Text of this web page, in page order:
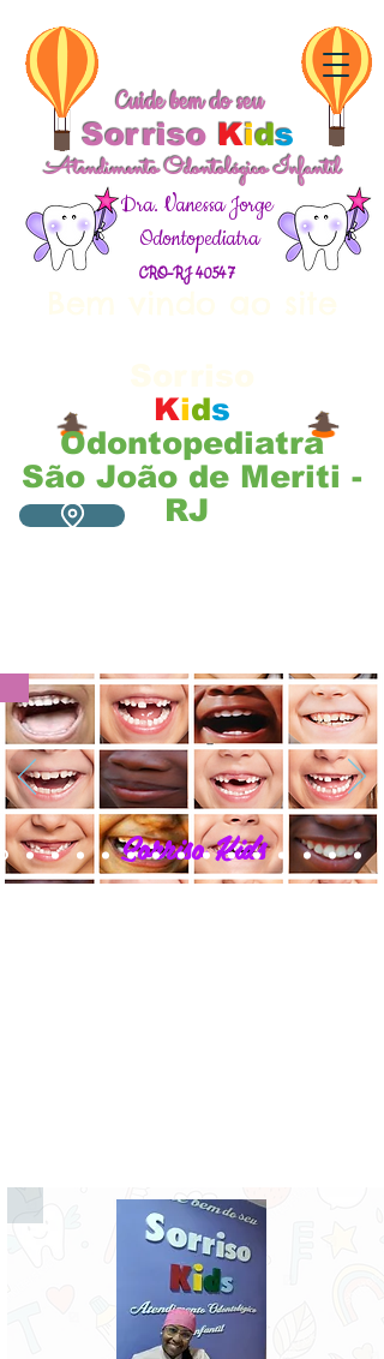
Cuide bem do seu
Sorriso Kids
Atendimento Odontológico Infantil
Dra. Vanessa Jorge
Odontopediatra
CRO-RJ 40547
Kids
Odontopediatra
São João de Meriti -
RJ
Sorriso Kids